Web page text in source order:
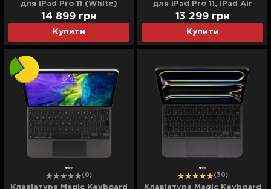
для iPad Pro 11 (White)
(MWR03) (2024) (Ultra)
Купити
14 899 грн
для iPad Pro 11, iPad Air
(4/5/6th gen) (Black)
(MXQT2) (Ultra)
Купити
13 299 грн
(0)
Клавіатура Magic Keyboard
(30)
Клавіатура Magic Keyboard